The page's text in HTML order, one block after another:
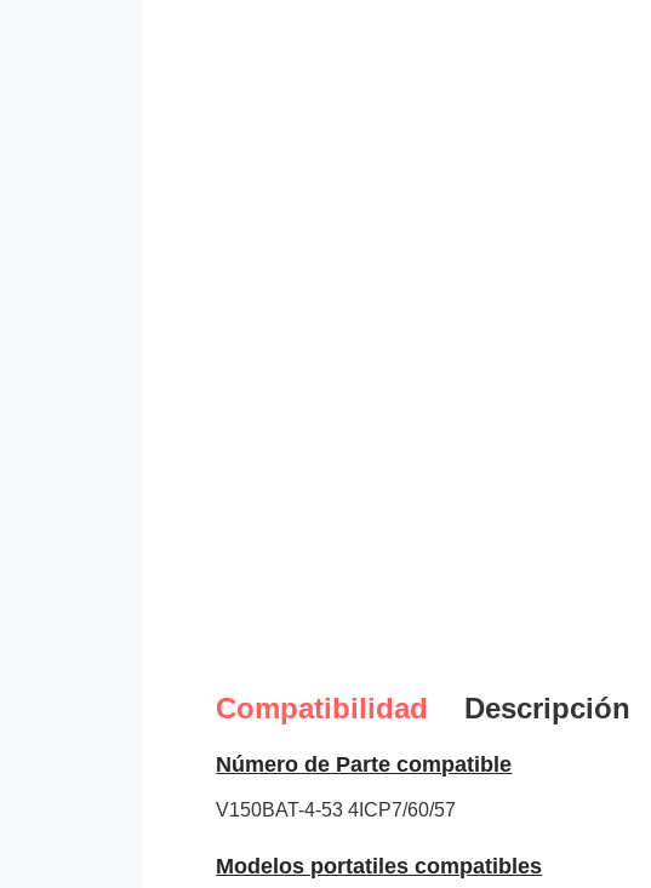
Compatibilidad Descripción
Número de Parte compatible
V150BAT-4-53 4ICP7/60/57
Modelos portatiles compatibles